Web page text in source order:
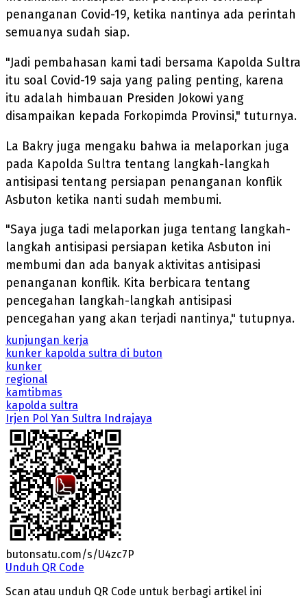
penanganan Covid-19, ketika nantinya ada perintah
semuanya sudah siap.
"Jadi pembahasan kami tadi bersama Kapolda Sultra
itu soal Covid-19 saja yang paling penting, karena
itu adalah himbauan Presiden Jokowi yang
disampaikan kepada Forkopimda Provinsi," tuturnya.
La Bakry juga mengaku bahwa ia melaporkan juga
pada Kapolda Sultra tentang langkah-langkah
antisipasi tentang persiapan penanganan konflik
Asbuton ketika nanti sudah membumi.
"Saya juga tadi melaporkan juga tentang langkah-
langkah antisipasi persiapan ketika Asbuton ini
membumi dan ada banyak aktivitas antisipasi
penanganan konflik. Kita berbicara tentang
pencegahan langkah-langkah antisipasi
pencegahan yang akan terjadi nantinya," tutupnya.
kunjungan kerja
kunker kapolda sultra di buton
kunker
regional
kamtibmas
kapolda sultra
Irjen Pol Yan Sultra Indrajaya
butonsatu.com/s/U4zc7P
Unduh QR Code
Scan atau unduh QR Code untuk berbagi artikel ini